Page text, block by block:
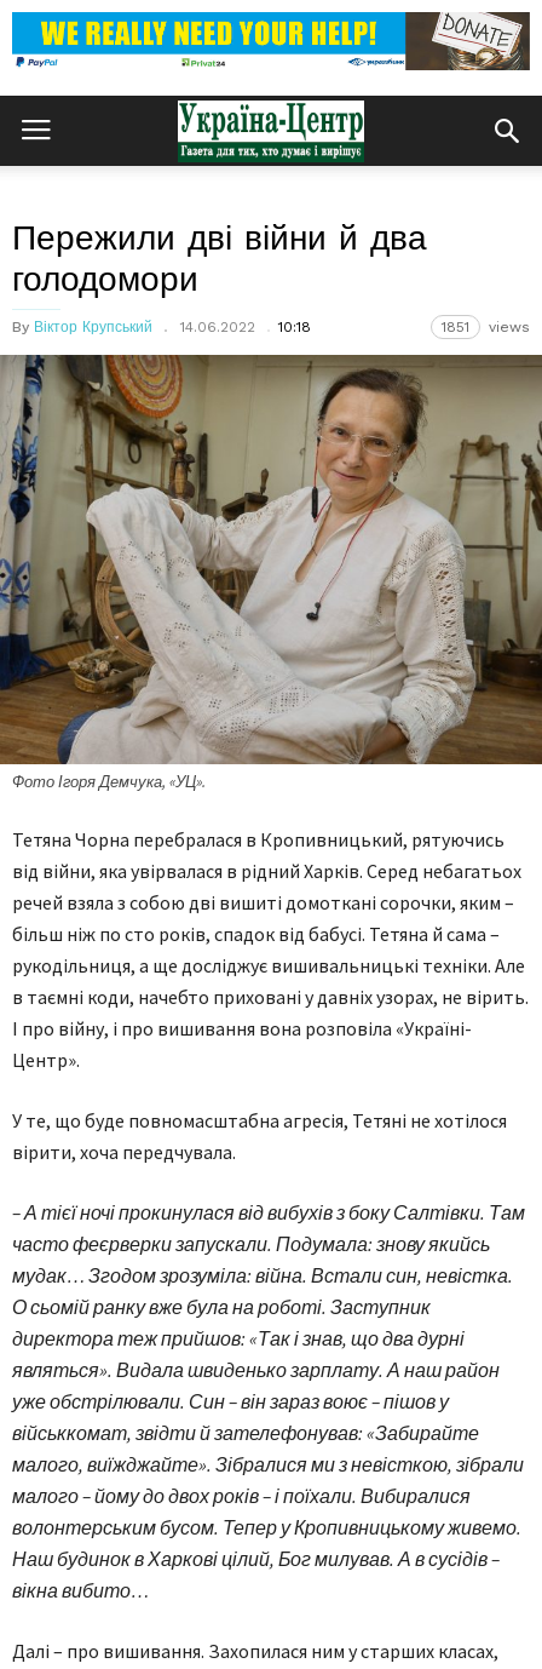
Пережили дві війни й два
голодомори
By Віктор Крупський 14.06.2022 10:18 1851 views
Фото Ігоря Демчука, «УЦ».
Тетяна Чорна перебралася в Кропивницький, рятуючись
від війни, яка увірвалася в рідний Харків. Серед небагатьох
речей взяла з собою дві вишиті домоткані сорочки, яким –
більш ніж по сто років, спадок від бабусі. Тетяна й сама –
рукодільниця, а ще досліджує вишивальницькі техніки. Але
в таємні коди, начебто приховані у давніх узорах, не вірить.
І про війну, і про вишивання вона розповіла «Україні-
Центр».
У те, що буде повномасштабна агресія, Тетяні не хотілося
вірити, хоча передчувала.
– А тієї ночі прокинулася від вибухів з боку Салтівки. Там
часто феєрверки запускали. Подумала: знову якийсь
мудак… Згодом зрозуміла: війна. Встали син, невістка.
О сьомій ранку вже була на роботі. Заступник
директора теж прийшов: «Так і знав, що два дурні
являться». Видала швиденько зарплату. А наш район
уже обстрілювали. Син – він зараз воює – пішов у
військкомат, звідти й зателефонував: «Забирайте
малого, виїжджайте». Зібралися ми з невісткою, зібрали
малого – йому до двох років – і поїхали. Вибиралися
волонтерським бусом. Тепер у Кропивницькому живемо.
Наш будинок в Харкові цілий, Бог милував. А в сусідів –
вікна вибито…
Далі – про вишивання. Захопилася ним у старших класах,